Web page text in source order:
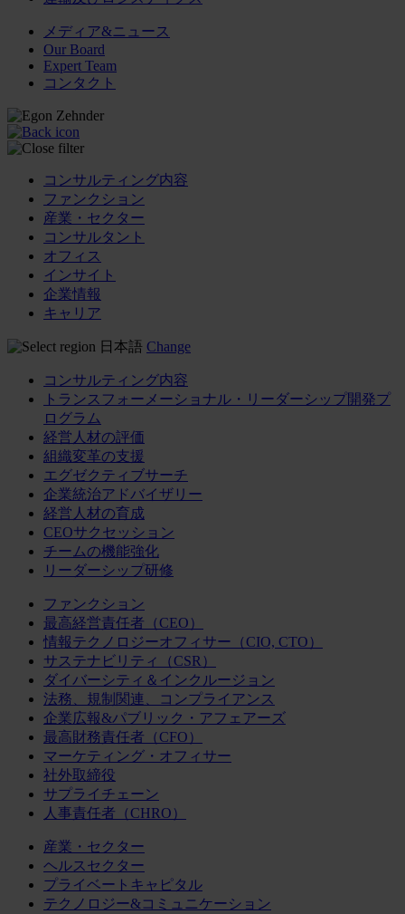
メディア&ニュース
Our Board
Expert Team
コンタクト
コンサルティング内容
ファンクション
産業・セクター
コンサルタント
オフィス
インサイト
企業情報
キャリア
日本語 Change
コンサルティング内容
トランスフォーメーショナル・リーダーシップ開発プ
ログラム
経営人材の評価
組織変革の支援
エグゼクティブサーチ
企業統治アドバイザリー
経営人材の育成
CEOサクセッション
チームの機能強化
リーダーシップ研修
ファンクション
最高経営責任者（CEO）
情報テクノロジーオフィサー（CIO, CTO）
サステナビリティ（CSR）
ダイバーシティ＆インクルージョン
法務、規制関連、コンプライアンス
企業広報&パブリック・アフェアーズ
最高財務責任者（CFO）
マーケティング・オフィサー
社外取締役
サプライチェーン
人事責任者（CHRO）
産業・セクター
ヘルスセクター
プライベートキャピタル
テクノロジー&コミュニケーション